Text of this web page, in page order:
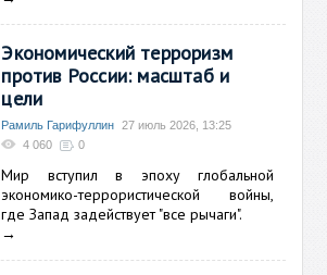
Экономический терроризм
против России: масштаб и
цели
Рамиль Гарифуллин
27 июль 2026, 13:25
4 060
0
Мир вступил в эпоху глобальной
экономико-террористической войны,
где Запад задействует "все рычаги".
→